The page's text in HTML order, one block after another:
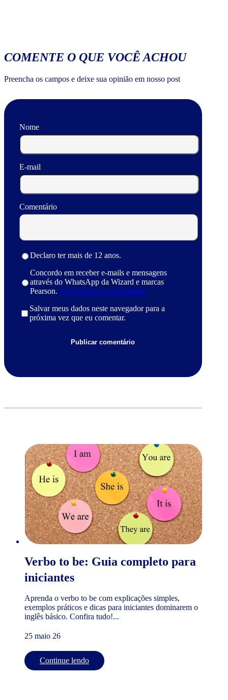
COMENTE O QUE VOCÊ ACHOU
Preencha os campos e deixe sua opinião em nosso post
Nome
E-mail
Comentário
Declaro ter mais de 12 anos.
Concordo em receber e-mails e mensagens
através do WhatsApp da Wizard e marcas
Pearson. Ver política de privacidade.
Salvar meus dados neste navegador para a
próxima vez que eu comentar.
Verbo to be: Guia completo para
iniciantes
Aprenda o verbo to be com explicações simples,
exemplos práticos e dicas para iniciantes dominarem o
inglês básico. Confira tudo!...
25 maio 26
Continue lendo